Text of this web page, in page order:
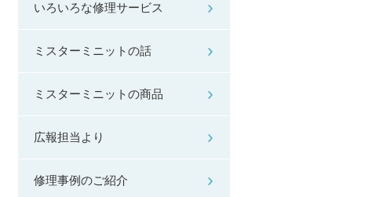
いろいろな修理サービス
ミスターミニットの話
ミスターミニットの商品
広報担当より
修理事例のご紹介